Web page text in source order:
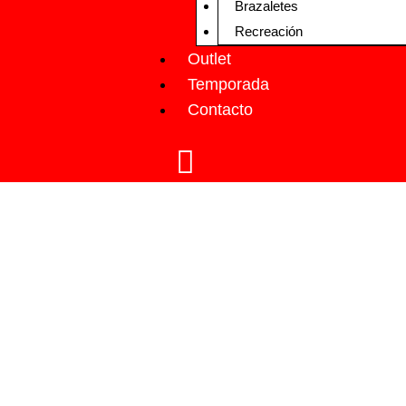
Brazaletes
Recreación
Outlet
Temporada
Contacto